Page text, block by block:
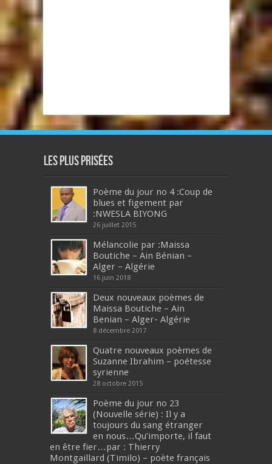
Les plus prisées
Poème du jour no 4 :Coup de
blues et figement par
:NWESLA BIYONG
26 juillet 2015
Mélancolie par :Maissa
Boutiche – Ain Bénian –
Alger – Algérie
16 juin 2018
Deux nouveaux poèmes de
Maissa Boutiche – Ain
Benian – Alger- Algérie
8 décembre 2017
Quatre nouveaux poèmes de
Suzanne Ibrahim – poétesse
syrienne
28 octobre 2015
Poème du jour no 23
(Nouvelle série) : Il y a
toujours du sang étranger
en nous…Qu’importe, il faut
en être fier…par : Thierry
Montgaillard (Timilo) – poète français